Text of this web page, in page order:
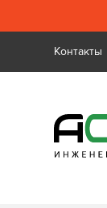
Контакты